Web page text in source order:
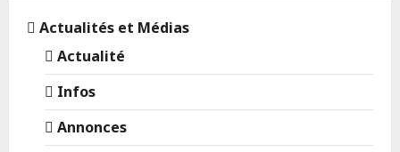
Actualités et Médias
Actualité
Infos
Annonces